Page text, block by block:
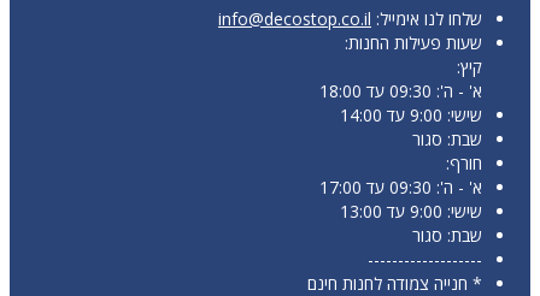
שלחו לנו אימייל: info@decostop.co.il
שעות פעילות החנות:
קיץ:
א' - ה': 09:30 עד 18:00
שישי: 9:00 עד 14:00
שבת: סגור
חורף:
א' - ה': 09:30 עד 17:00
שישי: 9:00 עד 13:00
שבת: סגור
-------------------
* חנייה צמודה לחנות חינם